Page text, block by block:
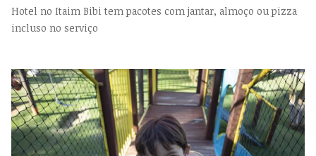
Hotel no Itaim Bibi tem pacotes com jantar, almoço ou pizza
incluso no serviço